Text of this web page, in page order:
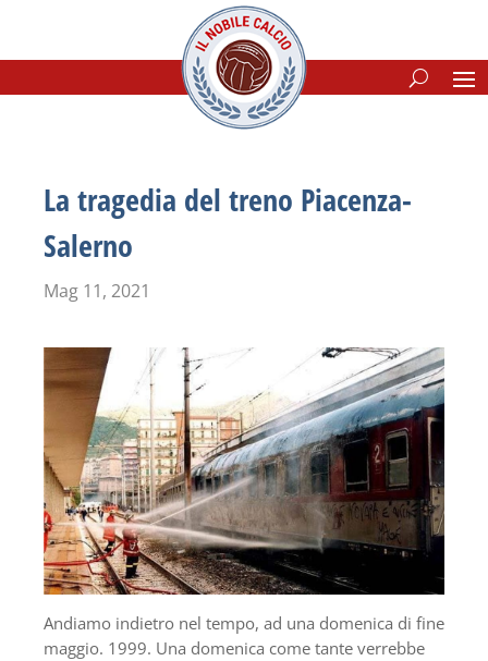
La tragedia del treno Piacenza-
Salerno
Mag 11, 2021
Andiamo indietro nel tempo, ad una domenica di fine
maggio. 1999. Una domenica come tante verrebbe